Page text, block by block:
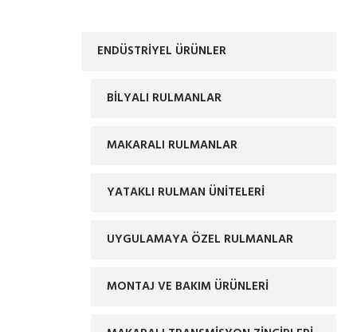
ENDÜSTRIYEL ÜRÜNLER
BİLYALI RULMANLAR
MAKARALI RULMANLAR
YATAKLI RULMAN ÜNİTELERİ
UYGULAMAYA ÖZEL RULMANLAR
MONTAJ VE BAKIM ÜRÜNLERİ